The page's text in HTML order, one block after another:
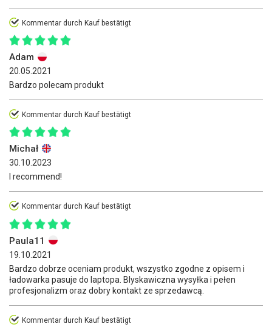
Kommentar durch Kauf bestätigt
Adam
20.05.2021
Bardzo polecam produkt
Kommentar durch Kauf bestätigt
Michał
30.10.2023
I recommend!
Kommentar durch Kauf bestätigt
Paula11
19.10.2021
Bardzo dobrze oceniam produkt, wszystko zgodne z opisem i
ładowarka pasuje do laptopa. Blyskawiczna wysyłka i pełen
profesjonalizm oraz dobry kontakt ze sprzedawcą.
Kommentar durch Kauf bestätigt